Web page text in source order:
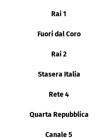
Rai 1
Fuori dal Coro
Rai 2
Stasera Italia
Rete 4
Quarta Repubblica
Canale 5